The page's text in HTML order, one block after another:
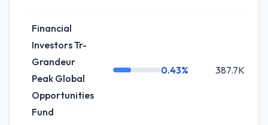
Financial
Investors Tr-
Grandeur
Peak Global
Opportunities
Fund
0.43% 387.7K